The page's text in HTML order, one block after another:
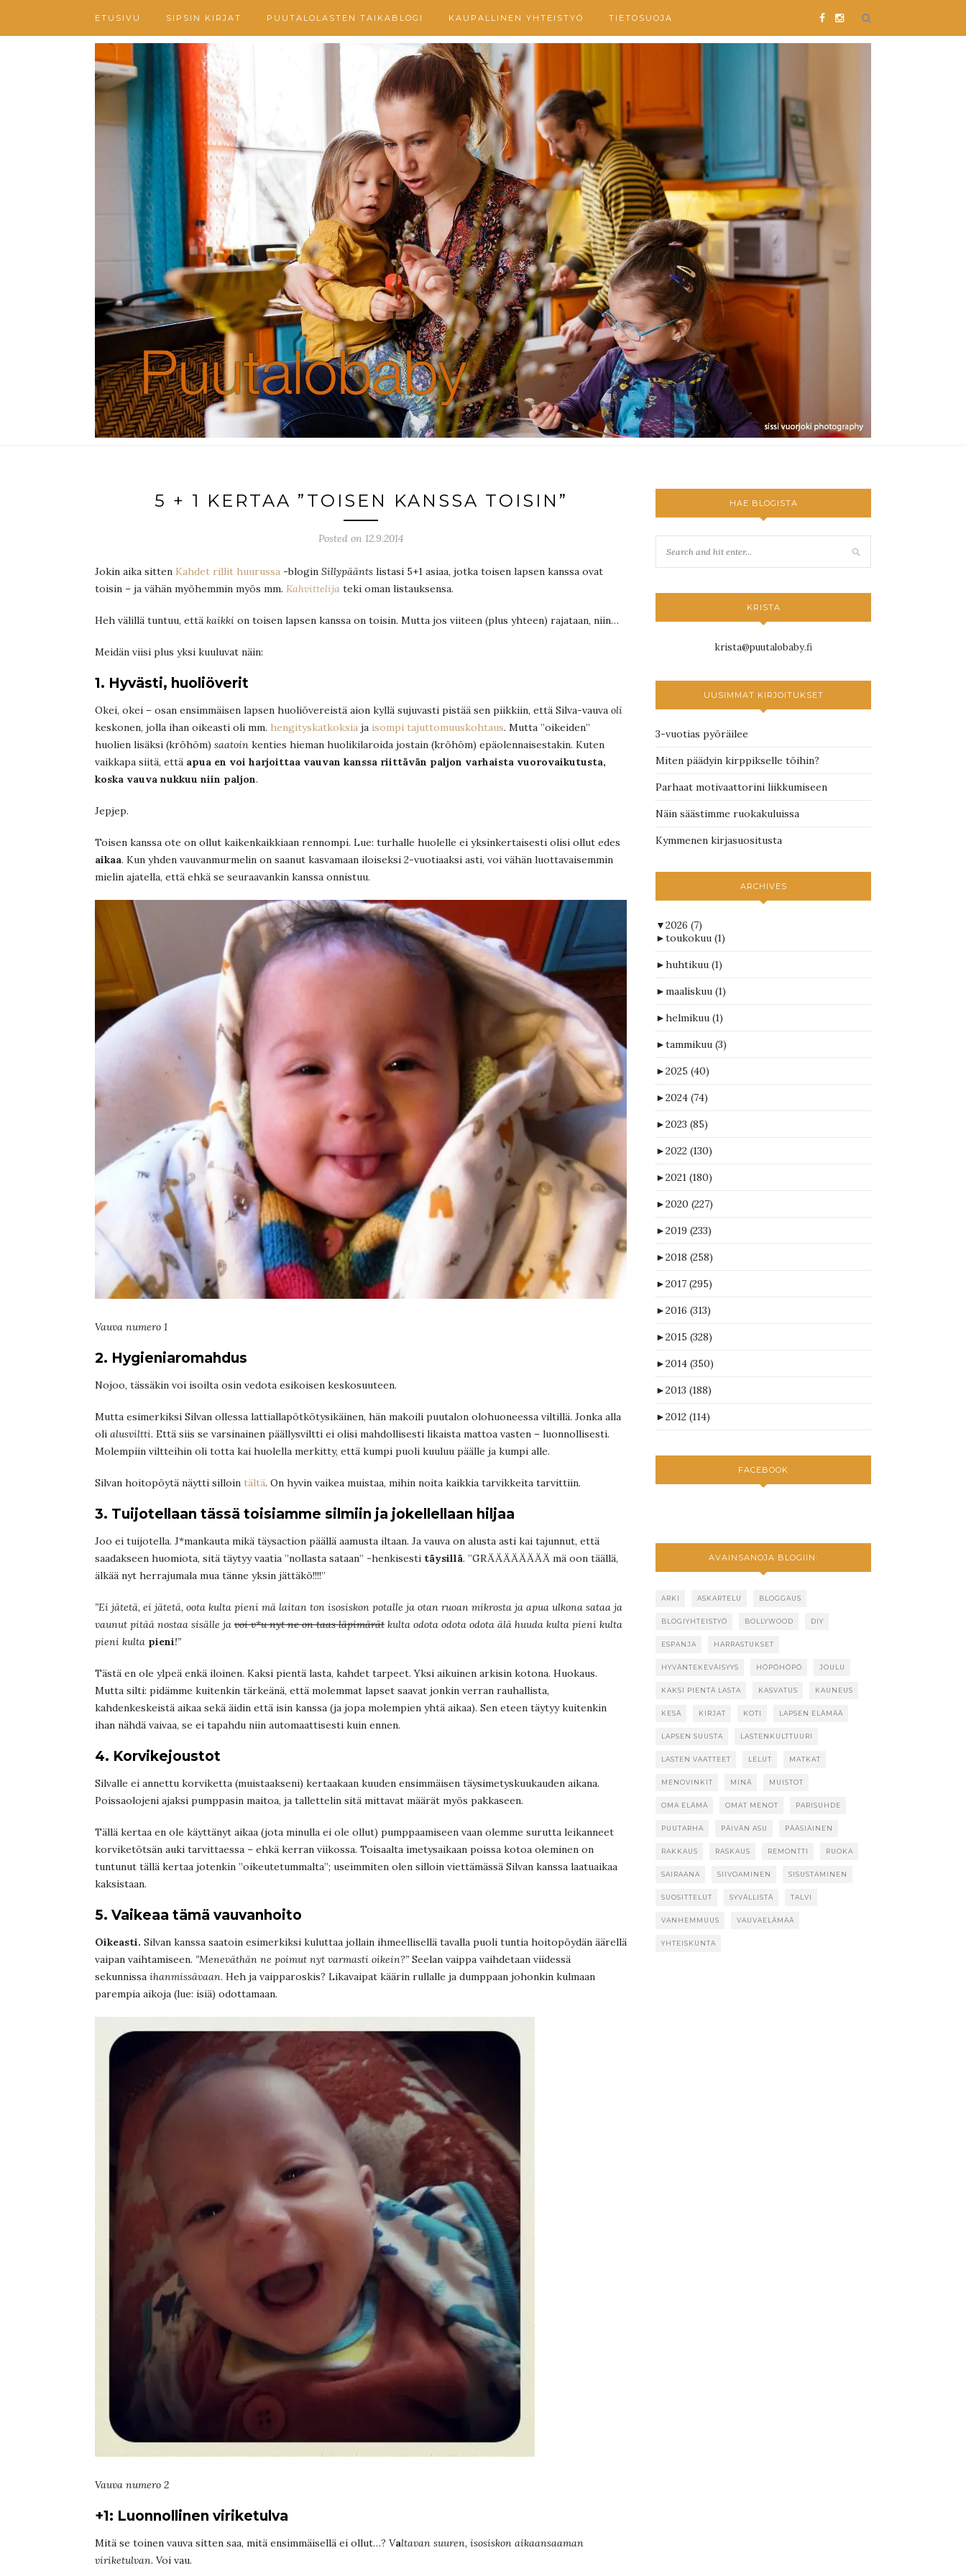
ETUSIVU SIPSIN KIRJAT PUUTALOLASTEN TAIKABLOGI KAUPALLINEN YHTEISTYÖ TIETOSUOJA
5 + 1 KERTAA ”TOISEN KANSSA TOISIN”
Posted on 12.9.2014
Jokin aika sitten Kahdet rillit huurussa -blogin Sillypäänts listasi 5+1 asiaa, jotka toisen lapsen kanssa ovat
toisin – ja vähän myöhemmin myös mm. Kahvittelija teki oman listauksensa.
Heh välillä tuntuu, että kaikki on toisen lapsen kanssa on toisin. Mutta jos viiteen (plus yhteen) rajataan, niin…
Meidän viisi plus yksi kuuluvat näin:
1. Hyvästi, huoliöverit
Okei, okei – osan ensimmäisen lapsen huoliövereistä aion kyllä sujuvasti pistää sen piikkiin, että Silva-vauva oli
keskonen, jolla ihan oikeasti oli mm. hengityskatkoksia ja isompi tajuttomuuskohtaus. Mutta ”oikeiden”
huolien lisäksi (kröhöm) saatoin kenties hieman huolikilaroida jostain (kröhöm) epäolennaisestakin. Kuten
vaikkapa siitä, että apua en voi harjoittaa vauvan kanssa riittävän paljon varhaista vuorovaikutusta,
koska vauva nukkuu niin paljon.
Jepjep.
Toisen kanssa ote on ollut kaikenkaikkiaan rennompi. Lue: turhalle huolelle ei yksinkertaisesti olisi ollut edes
aikaa. Kun yhden vauvanmurmelin on saanut kasvamaan iloiseksi 2-vuotiaaksi asti, voi vähän luottavaisemmin
mielin ajatella, että ehkä se seuraavankin kanssa onnistuu.
Vauva numero 1
2. Hygieniaromahdus
Nojoo, tässäkin voi isoilta osin vedota esikoisen keskosuuteen.
Mutta esimerkiksi Silvan ollessa lattiallapötkötysikäinen, hän makoili puutalon olohuoneessa viltillä. Jonka alla
oli alusviltti. Että siis se varsinainen päällysviltti ei olisi mahdollisesti likaista mattoa vasten – luonnollisesti.
Molempiin viltteihin oli totta kai huolella merkitty, että kumpi puoli kuuluu päälle ja kumpi alle.
Silvan hoitopöytä näytti silloin tältä. On hyvin vaikea muistaa, mihin noita kaikkia tarvikkeita tarvittiin.
3. Tuijotellaan tässä toisiamme silmiin ja jokellellaan hiljaa
Joo ei tuijotella. J*mankauta mikä täysaction päällä aamusta iltaan. Ja vauva on alusta asti kai tajunnut, että
saadakseen huomiota, sitä täytyy vaatia ”nollasta sataan” -henkisesti täysillä. ”GRÄÄÄÄÄÄÄÄ mä oon täällä,
älkää nyt herrajumala mua tänne yksin jättäkö!!!!”
”Ei jätetä, ei jätetä, oota kulta pieni mä laitan ton isosiskon potalle ja otan ruoan mikrosta ja apua ulkona sataa ja
vaunut pitää nostaa sisälle ja voi v*u nyt ne on taas läpimärät kulta odota odota odota älä huuda kulta pieni kulta
pieni kulta pieni!”
Tästä en ole ylpeä enkä iloinen. Kaksi pientä lasta, kahdet tarpeet. Yksi aikuinen arkisin kotona. Huokaus.
Mutta silti: pidämme kuitenkin tärkeänä, että molemmat lapset saavat jonkin verran rauhallista,
kahdenkeskeistä aikaa sekä äidin että isin kanssa (ja jopa molempien yhtä aikaa). Sen eteen täytyy kuitenkin
ihan nähdä vaivaa, se ei tapahdu niin automaattisesti kuin ennen.
4. Korvikejoustot
Silvalle ei annettu korviketta (muistaakseni) kertaakaan kuuden ensimmäisen täysimetyskuukauden aikana.
Poissaolojeni ajaksi pumppasin maitoa, ja tallettelin sitä mittavat määrät myös pakkaseen.
Tällä kertaa en ole käyttänyt aikaa (jota minulla ei ole ollut) pumppaamiseen vaan olemme surutta leikanneet
korviketötsän auki tarvittaessa – ehkä kerran viikossa. Toisaalta imetysaikaan poissa kotoa oleminen on
tuntunut tällä kertaa jotenkin ”oikeutetummalta”; useimmiten olen silloin viettämässä Silvan kanssa laatuaikaa
kaksistaan.
5. Vaikeaa tämä vauvanhoito
Oikeasti. Silvan kanssa saatoin esimerkiksi kuluttaa jollain ihmeellisellä tavalla puoli tuntia hoitopöydän äärellä
vaipan vaihtamiseen. ”Meneväthän ne poimut nyt varmasti oikein?” Seelan vaippa vaihdetaan viidessä
sekunnissa ihanmissävaan. Heh ja vaipparoskis? Likavaipat käärin rullalle ja dumppaan johonkin kulmaan
parempia aikoja (lue: isiä) odottamaan.
Vauva numero 2
+1: Luonnollinen viriketulva
Mitä se toinen vauva sitten saa, mitä ensimmäisellä ei ollut…? Valtavan suuren, isosiskon aikaansaaman
viriketulvan. Voi vau.
HAE BLOGISTA
KRISTA
krista@puutalobaby.fi
UUSIMMAT KIRJOITUKSET
3-vuotias pyöräilee
Miten päädyin kirppikselle töihin?
Parhaat motivaattorini liikkumiseen
Näin säästimme ruokakuluissa
Kymmenen kirjasuositusta
ARCHIVES
▼2026 (7)
►toukokuu (1)
►huhtikuu (1)
►maaliskuu (1)
►helmikuu (1)
►tammikuu (3)
►2025 (40)
►2024 (74)
►2023 (85)
►2022 (130)
►2021 (180)
►2020 (227)
►2019 (233)
►2018 (258)
►2017 (295)
►2016 (313)
►2015 (328)
►2014 (350)
►2013 (188)
►2012 (114)
FACEBOOK
AVAINSANOJA BLOGIIN:
ARKI ASKARTELU BLOGGAUS
BLOGIYHTEISTYÖ BOLLYWOOD DIY
ESPANJA HARRASTUKSET
HYVÄNTEKEVÄISYYS HÖPÖHÖPÖ JOULU
KAKSI PIENTÄ LASTA KASVATUS KAUNEUS
KESÄ KIRJAT KOTI LAPSEN ELÄMÄÄ
LAPSEN SUUSTA LASTENKULTTUURI
LASTEN VAATTEET LELUT MATKAT
MENOVINKIT MINÄ MUISTOT
OMA ELÄMÄ OMAT MENOT PARISUHDE
PUUTARHA PÄIVÄN ASU PÄÄSIÄINEN
RAKKAUS RASKAUS REMONTTI RUOKA
SAIRAANA SIIVOAMINEN SISUSTAMINEN
SUOSITTELUT SYVÄLLISTÄ TALVI
VANHEMMUUS VAUVAELÄMÄÄ
YHTEISKUNTA